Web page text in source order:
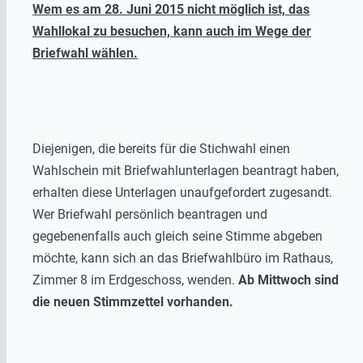
Wem es am 28. Juni 2015 nicht möglich ist, das
Wahllokal zu besuchen, kann auch im Wege der
Briefwahl wählen.
Diejenigen, die bereits für die Stichwahl einen
Wahlschein mit Briefwahlunterlagen beantragt haben,
erhalten diese Unterlagen unaufgefordert zugesandt.
Wer Briefwahl persönlich beantragen und
gegebenenfalls auch gleich seine Stimme abgeben
möchte, kann sich an das Briefwahlbüro im Rathaus,
Zimmer 8 im Erdgeschoss, wenden. Ab Mittwoch sind
die neuen Stimmzettel vorhanden.